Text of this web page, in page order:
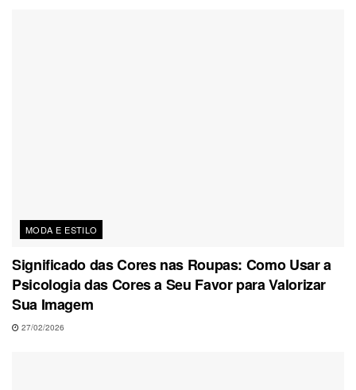
MODA E ESTILO
Significado das Cores nas Roupas: Como Usar a
Psicologia das Cores a Seu Favor para Valorizar
Sua Imagem
27/02/2026